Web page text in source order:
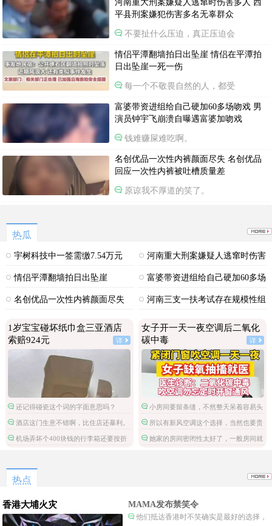
河南重大刑案嫌疑人逃窜时伤害多人 西
平县刑案嫌犯伤害多名无辜群众
不要扯什么压迫，真正压迫会
情侣平潭翻墙拍日出坠崖 情侣在平潭拍
日出坠崖一死一伤
每一个不敬畏自然的人，都受
富婆带资进组给自己硬加60多场吻戏 男
演员钟宇飞崩溃自曝遇富婆加吻戏
钱难赚屎难吃啊。
名创优品一次性内裤颜面尽失 名创优品
回应一次性内裤被吐槽质量差
原谅我不厚道的笑了。
热瓜
宇树科技中一签需缴7.54万元
河南重大刑案嫌疑人逃窜时伤害
多人
情侣平潭翻墙拍日出坠崖
富婆带资进组给自己硬加60多场
吻戏
名创优品一次性内裤颜面尽失
河南三支一扶考试存在规模性组
1岁宝宝碰坏纸巾盒三亚酒店
索赔924元
详
还记得碰瓷这个词的字面意思吗？
酒店这门生意不错啊，比住店还暴利。
以后酒店尽可以摆一些很容易损坏的高价
物件，然后高价索赔，不就可以赚大发
机场弄坏个400块钱的行李箱还要按折
女子开一天一夜空调后二氧化
碳中毒
详
小房间要留条缝，不然整天呆着容易头
昏脑胀，精神不振，缺氧。
所以有新风空调这个选择，当然也要贵
一些。
她家的房间密闭性太好了，一般房间就
热点
香港大埔火灾 MAMA发布禁笑令
他们抵达香港时不笑确实是最好的选择，